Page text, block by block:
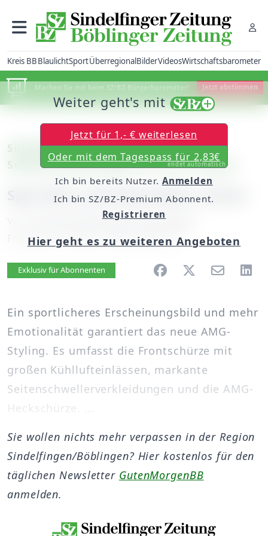
Kreis BBBlaulichtSportÜberregionalBilderVideosWirtschaftsbarometer
Machen Sie mit beim SZ/BZ-Bürgerbarometer! Jetzt abstimmen
Sindelfingen/Affalterbach:
Sonderausstattungen für neue E-Klasse
Sportlich und besonders sicher
unserem Mitarbeiter Peter Maier
Freitag, 20. Februar 2009, 00:00 Uhr
Artikel vorlesen
Exklusiv für Abonnenten
Ein sportlicheres Erscheinungsbild und mehr
Emotionalität garantiert das neue AMG-
Styling. Es umfasst die Frontschürze mit
großen Kühllufteinlässen, markante
Seitenschwellerverkleidungen und die AMG-
Heckschürze. ...
Weiter geht's mit
Jetzt für 1,- € weiterlesen
Oder mit dem Tagespass für 2,83€
endet automatisch
Ich bin bereits Nutzer. Anmelden
Ich bin SZ/BZ-Premium Abonnent.
Registrieren
Hier geht es zu weiteren Angeboten
Sie wollen nichts mehr verpassen in der Region
Sindelfingen/Böblingen? Hier kostenlos für den
täglichen Newsletter GutenMorgenBB
anmelden.